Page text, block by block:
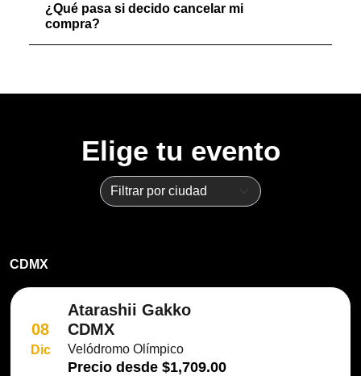
¿Qué pasa si decido cancelar mi
compra?
Elige tu evento
CDMX
08
Dic
Atarashii Gakko
CDMX
Velódromo Olímpico
Precio desde $1,709.00